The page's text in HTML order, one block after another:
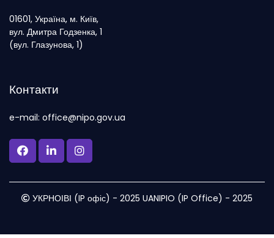
01601, Україна, м. Київ,
вул. Дмитра Годзенка, 1
(вул. Глазунова, 1)
Контакти
e-mail: office@nipo.gov.ua
УКРНОІВІ (IP офіс) - 2025 UANIPIO (IP Office) - 2025